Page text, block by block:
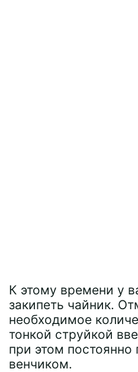
К этому времени у
закипеть чайник.
необходимое
тонкой струйкой
при этом
венчиком.